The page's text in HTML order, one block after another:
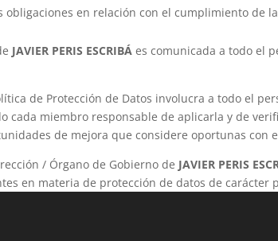
obligaciones en relación con el cumplimiento de
JAVIER PERIS ESCRIBÁ es comunicada a todo el
de Protección de Datos involucra a todo el
cada miembro responsable de aplicarla y de
de mejora que considere oportunas con
/ Órgano de Gobierno de JAVIER PERIS
en materia de protección de datos de carácter